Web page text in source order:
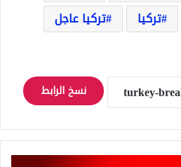
تركيا
تركيا عاجل
نسخ الرابط